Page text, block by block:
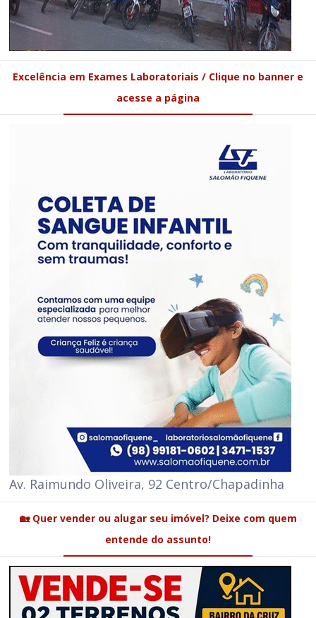
Excelência em Exames Laboratoriais / Clique no banner e
acesse a página
Av. Raimundo Oliveira, 92 Centro/Chapadinha
🏡 Quer vender ou alugar seu imóvel? Deixe com quem
entende do assunto!